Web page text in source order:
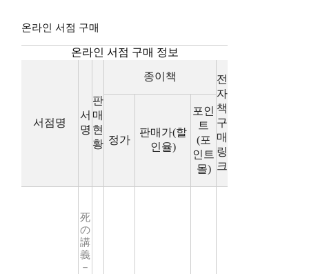
온라인 서점 구매
온라인 서점 구매 정보
서점명
서
명
판
매
현
황
종이책
전
자
책
구
매
링
크
정가
판매가(할
인율)
포인
트
(포
인트
몰)
死
の
講
義
－